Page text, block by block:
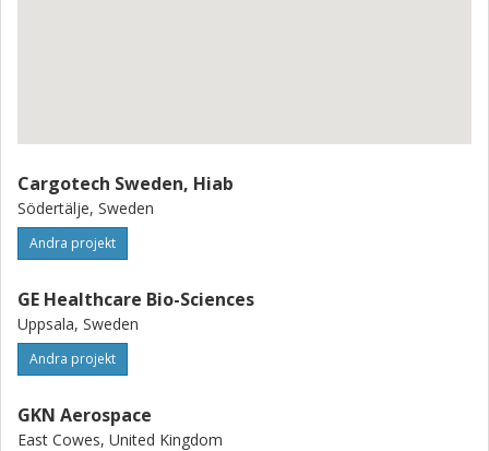
Cargotech Sweden, Hiab
Södertälje, Sweden
Andra projekt
GE Healthcare Bio-Sciences
Uppsala, Sweden
Andra projekt
GKN Aerospace
East Cowes, United Kingdom